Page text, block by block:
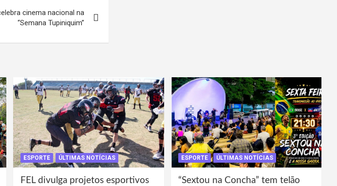
cinema nacional na
“Semana Tupiniquim”
ESPORTE ÚLTIMAS NOTÍCIAS
FEL divulga projetos esportivos
ESPORTE ÚLTIMAS NOTÍCIAS
“Sextou na Concha” tem telão